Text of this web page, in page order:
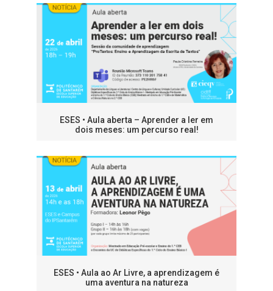
ESES • Aula aberta – Aprender a ler em
dois meses: um percurso real!
ESES • Aula ao Ar Livre, a aprendizagem é
uma aventura na natureza